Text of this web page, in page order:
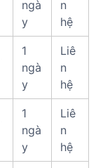
ngà
y
n
hệ
1
ngà
y
Liê
n
hệ
1
ngà
y
Liê
n
hệ